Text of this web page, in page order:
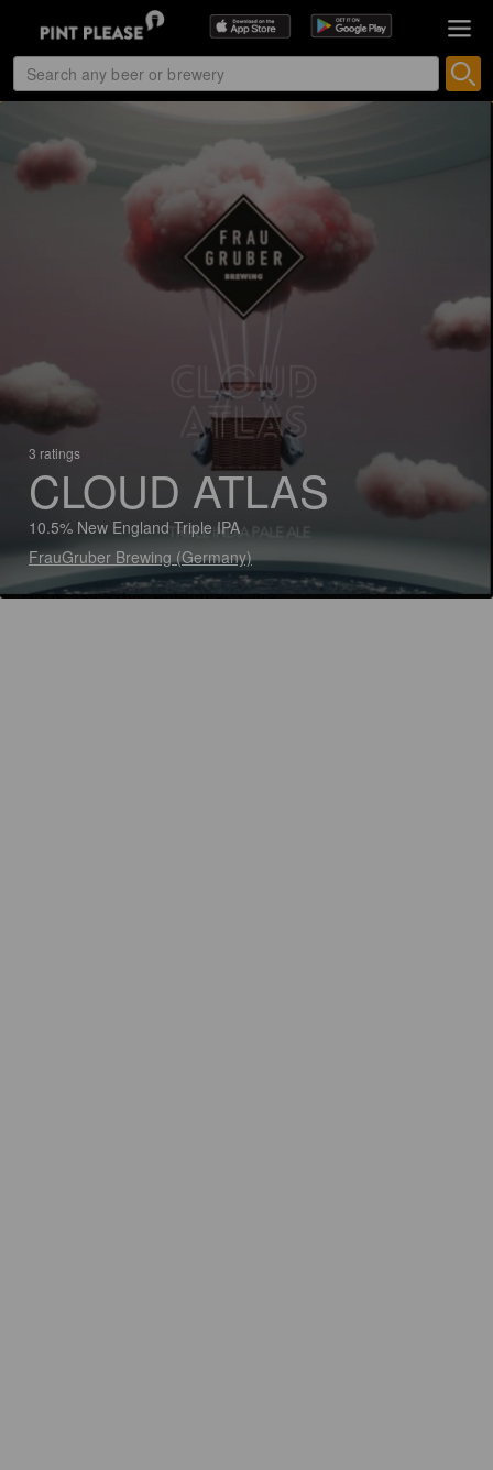
3 ratings
CLOUD ATLAS
10.5% New England Triple IPA
FrauGruber Brewing (Germany)